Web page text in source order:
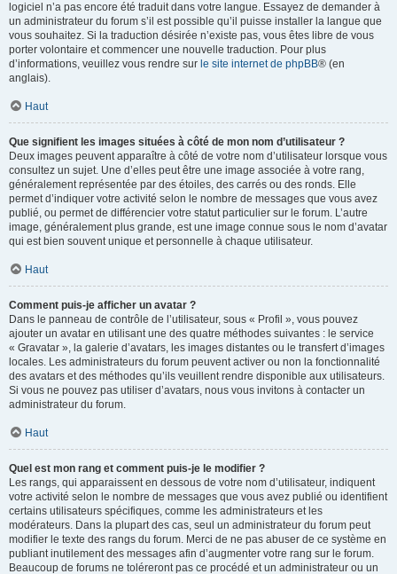
logiciel n’a pas encore été traduit dans votre langue. Essayez de demander à
un administrateur du forum s’il est possible qu’il puisse installer la langue que
vous souhaitez. Si la traduction désirée n’existe pas, vous êtes libre de vous
porter volontaire et commencer une nouvelle traduction. Pour plus
d’informations, veuillez vous rendre sur le site internet de phpBB® (en
anglais).
Haut
Que signifient les images situées à côté de mon nom d’utilisateur ?
Deux images peuvent apparaître à côté de votre nom d’utilisateur lorsque vous
consultez un sujet. Une d’elles peut être une image associée à votre rang,
généralement représentée par des étoiles, des carrés ou des ronds. Elle
permet d’indiquer votre activité selon le nombre de messages que vous avez
publié, ou permet de différencier votre statut particulier sur le forum. L’autre
image, généralement plus grande, est une image connue sous le nom d’avatar
qui est bien souvent unique et personnelle à chaque utilisateur.
Haut
Comment puis-je afficher un avatar ?
Dans le panneau de contrôle de l’utilisateur, sous « Profil », vous pouvez
ajouter un avatar en utilisant une des quatre méthodes suivantes : le service
« Gravatar », la galerie d’avatars, les images distantes ou le transfert d’images
locales. Les administrateurs du forum peuvent activer ou non la fonctionnalité
des avatars et des méthodes qu’ils veuillent rendre disponible aux utilisateurs.
Si vous ne pouvez pas utiliser d’avatars, nous vous invitons à contacter un
administrateur du forum.
Haut
Quel est mon rang et comment puis-je le modifier ?
Les rangs, qui apparaissent en dessous de votre nom d’utilisateur, indiquent
votre activité selon le nombre de messages que vous avez publié ou identifient
certains utilisateurs spécifiques, comme les administrateurs et les
modérateurs. Dans la plupart des cas, seul un administrateur du forum peut
modifier le texte des rangs du forum. Merci de ne pas abuser de ce système en
publiant inutilement des messages afin d’augmenter votre rang sur le forum.
Beaucoup de forums ne toléreront pas ce procédé et un administrateur ou un